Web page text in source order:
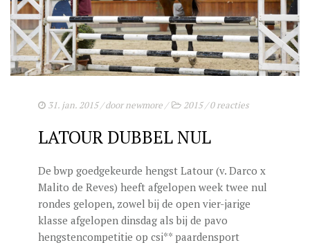
31. jan. 2015/ doornewmore/ 2015/0 reacties
LATOUR DUBBEL NUL
De bwp goedgekeurde hengst Latour (v. Darco x
Malito de Reves) heeft afgelopen week twee nul
rondes gelopen, zowel bij de open vier-jarige
klasse afgelopen dinsdag als bij de pavo
hengstencompetitie op csi** paardensport